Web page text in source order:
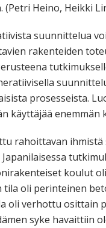
Heino, Heikki
suunnittelua
rakenteiden
prosesseista.
käyttäjää enemmän
rahoittavan
koulut
tila oli perinteinen
oli verhottu osittain
syke havaittiin